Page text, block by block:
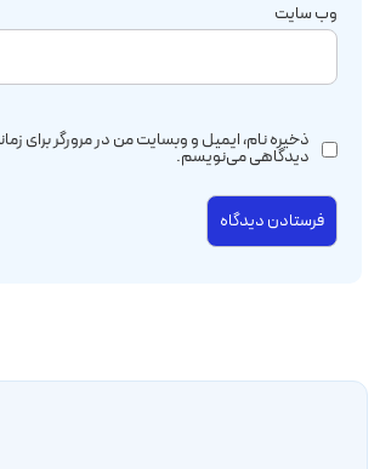
وب‌ سایت
ذخیره نام، ایمیل و وبسایت من در مرورگر برای
دیدگاهی می‌نویسم.